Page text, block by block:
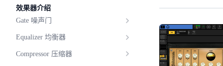
效果器介绍
Gate 噪声门
Equalizer 均衡器
Compressor 压缩器